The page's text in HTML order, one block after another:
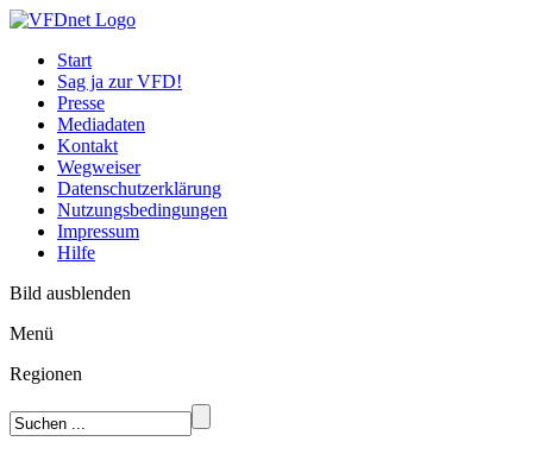
Start
Sag ja zur VFD!
Presse
Mediadaten
Kontakt
Wegweiser
Datenschutzerklärung
Nutzungsbedingungen
Impressum
Hilfe
Bild ausblenden
Menü
Regionen